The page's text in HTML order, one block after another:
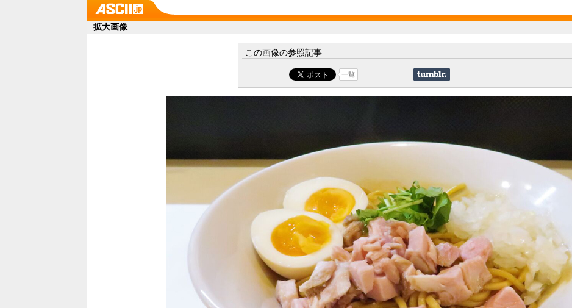
拡大画像
この画像の参照記事
一覧